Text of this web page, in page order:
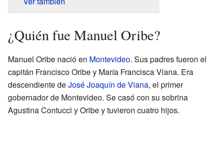
¿Quién fue Manuel Oribe?
Manuel Oribe nació en Montevideo. Sus padres fueron el
capitán Francisco Oribe y María Francisca Viana. Era
descendiente deJosé Joaquín de Viana, el primer
gobernador de Montevideo. Se casó con su sobrina
Agustina Contucci y Oribe y tuvieron cuatro hijos.